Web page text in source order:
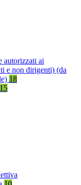
autorizzati ai
e non dirigenti) (da
18
15